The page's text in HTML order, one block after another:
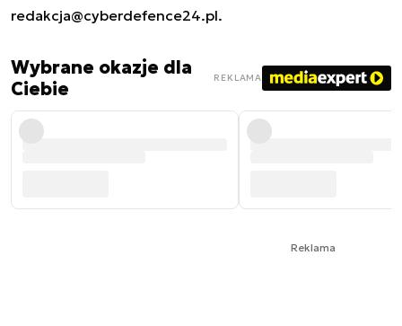
redakcja@cyberdefence24.pl.
Wybrane okazje dla
Ciebie
REKLAMA
Reklama